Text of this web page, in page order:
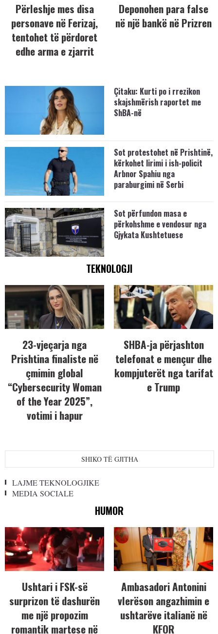
Përleshje mes disa
personave në Ferizaj,
tentohet të përdoret
edhe arma e zjarrit
Deponohen para false
në një bankë në Prizren
Çitaku: Kurti po i rrezikon
skajshmërish raportet me
ShBA-në
Sot protestohet në Prishtinë,
kërkohet lirimi i ish-policit
Arbnor Spahiu nga
paraburgimi në Serbi
Sot përfundon masa e
përkohshme e vendosur nga
Gjykata Kushtetuese
TEKNOLOGJI
23-vjeçarja nga
Prishtina finaliste në
çmimin global
“Cybersecurity Woman
of the Year 2025”,
votimi i hapur
SHBA-ja përjashton
telefonat e mençur dhe
kompjuterët nga tarifat
e Trump
SHIKO TË GJITHA
LAJME TEKNOLOGJIKE
MEDIA SOCIALE
HUMOR
Ushtari i FSK-së
surprizon të dashurën
me një propozim
romantik martese në
Ambasadori Antonini
vlerëson angazhimin e
ushtarëve italianë në
KFOR